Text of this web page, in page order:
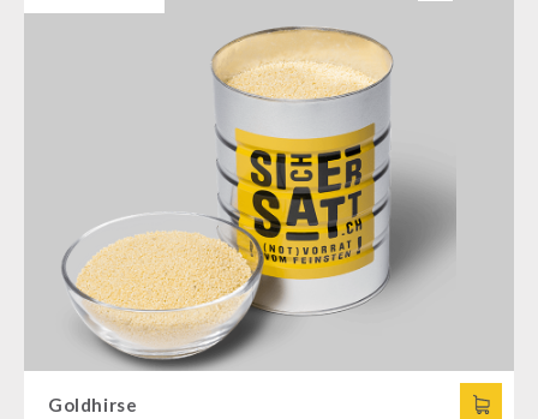
Goldhirse